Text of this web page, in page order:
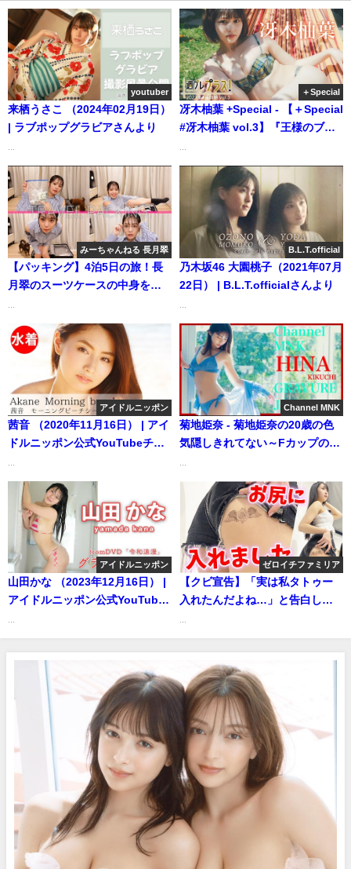
youtuber
来栖うさこ （2024年02月19日）
| ラブポップグラビアさんより
...
＋Special
冴木柚葉 +Special - 【＋Special
#冴木柚葉 vol.3】『王様のブラ
ん”が週プレ表紙＆週プレ プラ
ス！にＷ初登場!! ＜2023年4月前
期＞～Yuzuha Saeki～（2023年
04月13日） | 週プレ
Channel【集英社 週刊プレイボ
ーイ公式】さんより
...
みーちゃんねる 長月翠
【パッキング】4泊5日の旅！長
月翠のスーツケースの中身を紹
月翠さんより
B.L.T.official
乃木坂46 大園桃子（2021年07月
22日） | B.L.T.officialさんより
アイドルニッポン
茜音 （2020年11月16日） | アイ
ドルニッポン公式YouTubeチャ
Channel MNK
菊地姫奈 - 菊地姫奈の20歳の色
気隠しきれてない～Fカップの魔
さんより
アイドルニッポン
山田かな （2023年12月16日） |
アイドルニッポン公式YouTube
ゼロイチファミリア
【クビ宣告】「実は私タトゥー
入れたんだよね…」と告白した
さんより